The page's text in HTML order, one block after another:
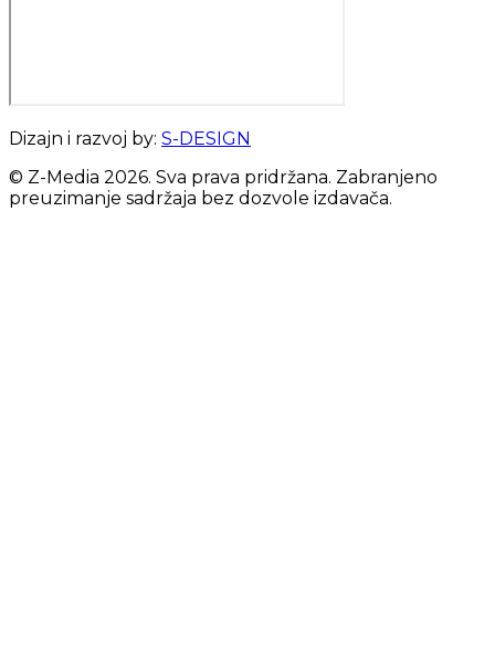
Dizajn i razvoj by: S-DESIGN
© Z-Media 2026. Sva prava pridržana. Zabranjeno
preuzimanje sadržaja bez dozvole izdavača.